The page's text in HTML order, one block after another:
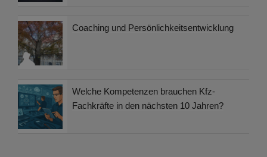
Coaching und Persönlichkeitsentwicklung
Welche Kompetenzen brauchen Kfz-
Fachkräfte in den nächsten 10 Jahren?